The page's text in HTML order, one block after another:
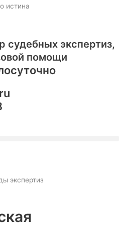
судебных экспертиз,
помощи
экспертиз